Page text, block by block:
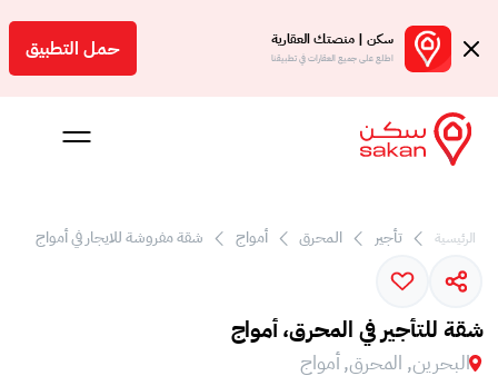
سكن | منصتك العقارية
اطلع على جميع العقارات في تطبيقنا حمل التطبيق
الرئيسية تأجير المحرق أمواج شقة مفروشة للايجار في أمواج
شقة للتأجير في المحرق، أمواج
البحرين, المحرق, أمواج